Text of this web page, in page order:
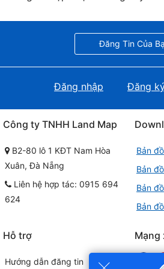
Đăng Tin Của
Đăng nhập Đăng
Công ty TNHH Land Map
B2-80 lô 1 KĐT Nam Hòa
Xuân, Đà Nẵng
Liên hệ hợp tác: 0915 694
624
Bản
Bản
Bản
Bản
Hỗ trợ
Hướng dẫn đăng tin
Mạng